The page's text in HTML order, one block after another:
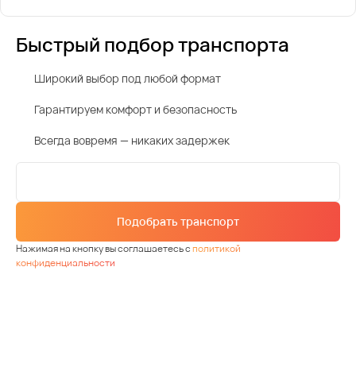
Быстрый подбор транспорта
Широкий выбор под любой формат
Гарантируем комфорт и безопасность
Всегда вовремя — никаких задержек
Подобрать транспорт
Нажимая на кнопку вы соглашаетесь сполитикой
конфиденциальности